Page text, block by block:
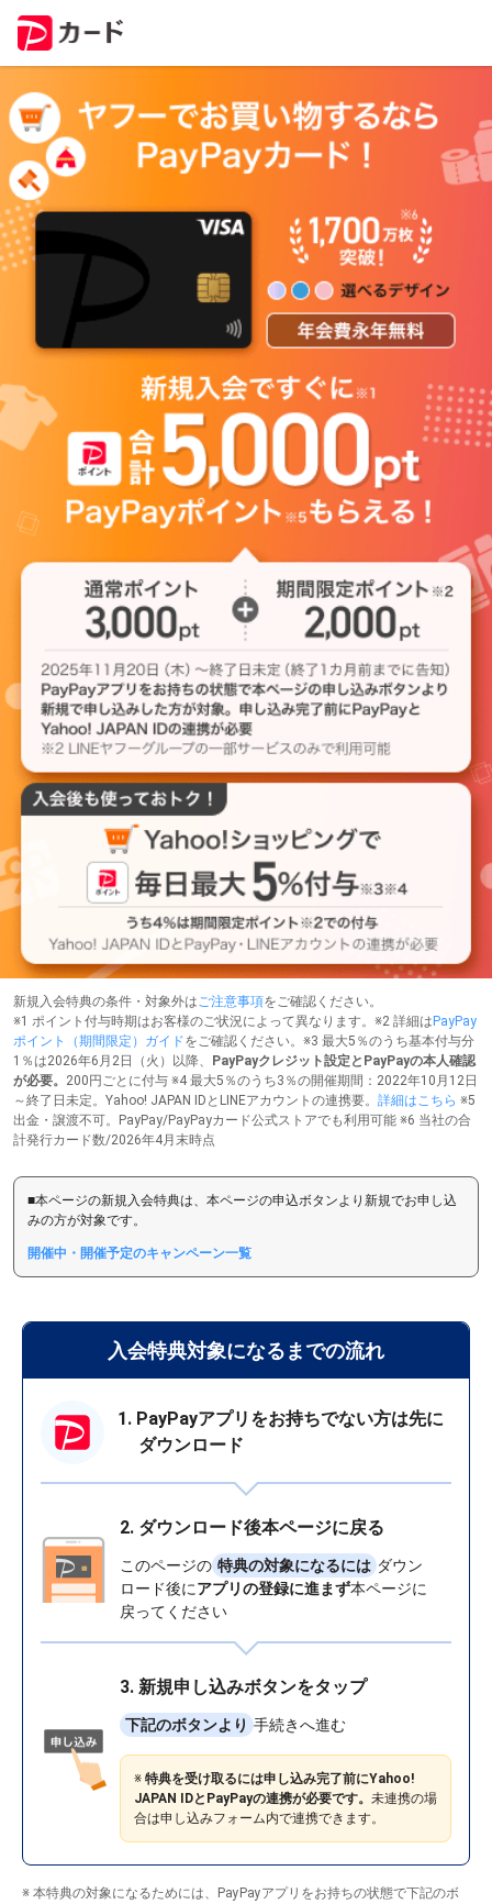
フ
ー
お
買
い
物
す
y
a
新規入会特典の条件・対象外はご注意事項をご確認ください。
※1 ポイント付与時期はお客様のご状況によって異なります。※2 詳細は PayPay
ポイント（期間限定）ガイドをご確認ください。※3 最大5％のうち基本付与分
1％は2026年6月2日（火）以降、
PayPayクレジット設定とPayPayの本人確認
が必要。 200円ごとに付与 ※4 最大5％のうち3％の開催期間：2022年10月12日
～終了日未定。Yahoo! JAPAN IDとLINEアカウントの連携要。 詳細はこちら ※5
出金・譲渡不可。PayPay/PayPayカード公式ストアでも利用可能 ※6 当社の合
計発行カード数/2026年4月末時点
■本ページの新規入会特典は、本ページの申込ボタンより新規でお申し込
みの方が対象です。
開催中・開催予定のキャンペーン一覧
入会特典対象になるまでの流れ
1. PayPayアプリをお持ちでない方は先に
ダウンロード
2. ダウンロード後本ページに戻る
このページの 特典の対象になるには ダウン
ロード後にアプリの登録に進まず本ページに
戻ってください
3. 新規申し込みボタンをタップ
下記のボタンより 手続きへ進む
※ 特典を受け取るには申し込み完了前にYahoo!
JAPAN IDとPayPayの連携が必要です。 未連携の場
合は申し込みフォーム内で連携できます。
※ 本特典の対象になるためには、PayPayアプリをお持ちの状態で下記のボ